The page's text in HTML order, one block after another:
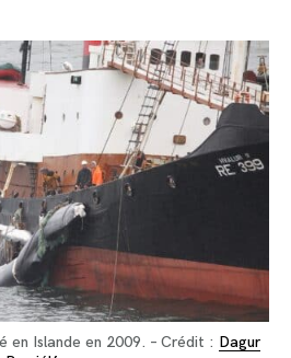
en Islande en 2009. – Crédit : Dagur